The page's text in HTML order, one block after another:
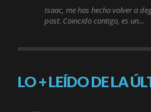
Isaac, me has hecho volver a
post. Coincido contigo, es un…
LO + LEÍDO DE LA